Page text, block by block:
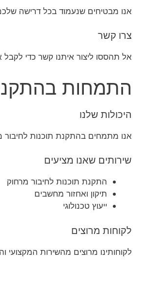
אנו מבטיחים שנעמוד בכל דרישה
צרו קשר
אל תהססו ליצור איתנו קשר כדי לקבל
התמחות
היכולות שלנו
אנו מתמחים בהתקנת תוכנות לחיבור
שירותים שאנו מציעים
התקנת תוכנות לחיבור מרחוק
תיקון ואחזור מחשבים
ייעוץ טכנולוגי
לקוחות מרוצים
לקוחותינו מרוצים מהשירות המקצועי